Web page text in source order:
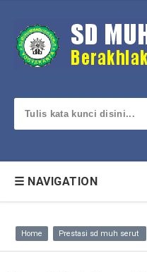
☰ NAVIGATION
Home Prestasi sd muh serut